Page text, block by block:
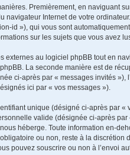
Premièrement, en naviguant
navigateur Internet de votre
id »), qui vous sont
sur les sujets que vous avez
externes au logiciel phpBB tout en
La seconde manière est de
ci-après par « messages invités
ici par « vos messages »).
unique (désigné ci-après par
valide (désignée ci-après
héberge. Toute information en-
ou non, reste à la
pouvez souscrire ou non à l’envoi